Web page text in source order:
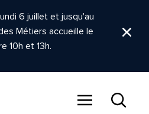
6 juillet et jusqu'au
Métiers accueille le
10h et 13h.